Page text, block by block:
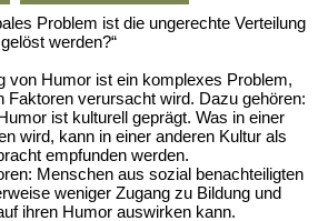
Problem ist die ungerechte Verteilung
werden?“
von Humor ist ein komplexes Problem,
Faktoren verursacht wird. Dazu gehören:
ist kulturell geprägt. Was in einer
wird, kann in einer anderen Kultur als
empfunden werden.
Menschen aus sozial benachteiligten
weniger Zugang zu Bildung und
ihren Humor auswirken kann.